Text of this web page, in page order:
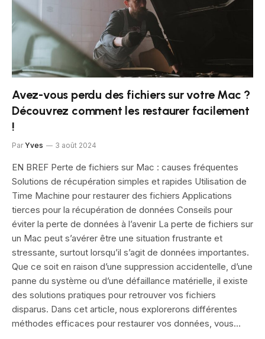
Avez-vous perdu des fichiers sur votre Mac ?
Découvrez comment les restaurer facilement
!
Par Yves 3 août 2024
EN BREF Perte de fichiers sur Mac : causes fréquentes
Solutions de récupération simples et rapides Utilisation de
Time Machine pour restaurer des fichiers Applications
tierces pour la récupération de données Conseils pour
éviter la perte de données à l’avenir La perte de fichiers sur
un Mac peut s’avérer être une situation frustrante et
stressante, surtout lorsqu’il s’agit de données importantes.
Que ce soit en raison d’une suppression accidentelle, d’une
panne du système ou d’une défaillance matérielle, il existe
des solutions pratiques pour retrouver vos fichiers
disparus. Dans cet article, nous explorerons différentes
méthodes efficaces pour restaurer vos données, vous…